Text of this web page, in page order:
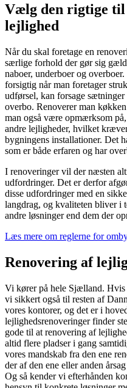
Vælg den rigtige
lejlighed
Når du skal foretage en
særlige forhold der gør sig
naboer, underboer og
forsigtig når man foretager
udførsel, kan forsage
overbo. Renoverer man
man også være opmærksom
andre lejligheder, hvilket
bygningens installationer. Det
som er både erfaren og har
I renoveringer vil der næsten
udfordringer. Det er derfor
disse udfordringer med en
langdrag, og kvaliteten bliver i
andre løsninger end dem der
Læs mere om reglerne for
Renovering af
Vi kører på hele Sjælland.
vi sikkert også til resten af
vores kontorer, og det er i
lejlighedsrenoveringer finder
gode til at renovering af
altid flere pladser i gang
vores mandskab fra den ene
der af den ene eller anden
Og så kender vi efterhånden